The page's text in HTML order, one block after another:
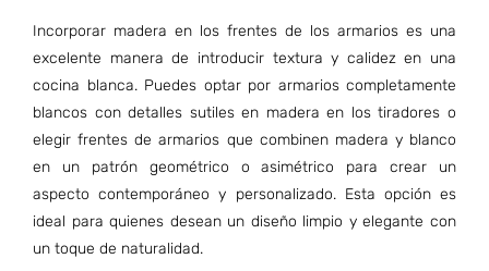
Incorporar madera en los frentes de los armarios es una
excelente manera de introducir textura y calidez en una
cocina blanca. Puedes optar por armarios completamente
blancos con detalles sutiles en madera en los tiradores o
elegir frentes de armarios que combinen madera y blanco
en un patrón geométrico o asimétrico para crear un
aspecto contemporáneo y personalizado. Esta opción es
ideal para quienes desean un diseño limpio y elegante con
un toque de naturalidad.